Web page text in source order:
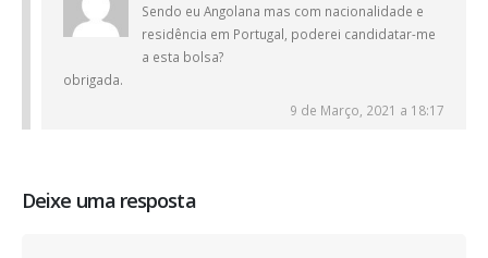
Sendo eu Angolana mas com nacionalidade e
residência em Portugal, poderei candidatar-me
a esta bolsa?
obrigada.
9 de Março, 2021 a 18:17
Deixe uma resposta